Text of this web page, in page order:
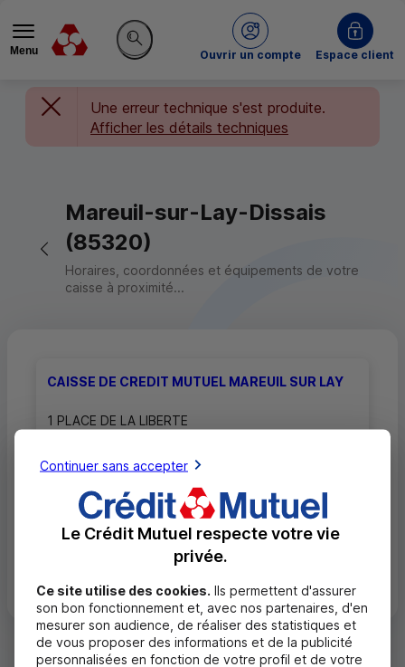
Menu
Rechercher sur le site
Ouvrir un compte
du Crédit MutuelEspace client
Une erreur technique s'est produite.
Afficher les détails techniques
Retour vers la page précédente
Mareuil-sur-Lay-Dissais
(85320)
Horaires, coordonnées et équipements de votre
caisse à proximité...
CAISSE DE CREDIT MUTUEL MAREUIL SUR LAY
1 PLACE DE LA LIBERTE
02 51 30 51 96
Fermé, ouvre sur RDV à 14h30
Toutes les localités
Continuer sans accepter
Le Crédit Mutuel respecte votre vie
privée.
Ce site utilise des cookies. Ils permettent d'assurer
son bon fonctionnement et, avec nos partenaires, d'en
mesurer son audience, de réaliser des statistiques et
de vous proposer des informations et de la publicité
personnalisées en fonction de votre profil et de votre